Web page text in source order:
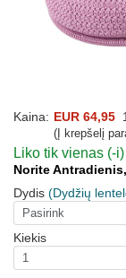
Kaina: EUR 64,95
(Į krepšelį
Liko tik vienas (-
Norite
Dydis (Dydžių
Kiekis